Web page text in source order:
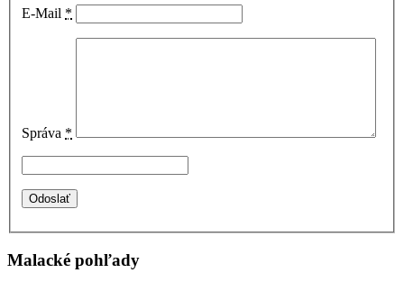
E-Mail *
Správa *
Malacké pohľady